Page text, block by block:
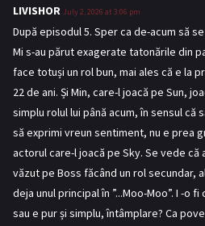
LIVISHORs
a
y
s
:
July 2, 2026 at 3:06 pm
După episodul 5. Sper ca de-acum să
Mi s-au părut exagerate tatonările din
face totuși un rol bun, mai ales că e la
22 de ani. Și Min, care-l joacă pe Sun,
simplu rolul lui până acum, în sensul
să exprimi vreun sentiment, nu e prea
actorul care-l joacă pe Sky. Se vede că
văzut pe Boss făcând un rol secundar,
deja unul principal în ”...Moo-Moo”. I -o
sau e pur și simplu, întâmplare? Ca